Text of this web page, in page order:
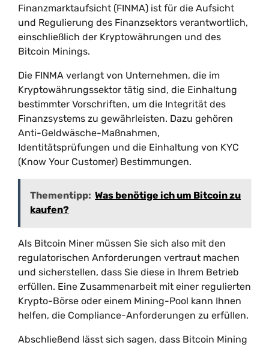
Finanzmarktaufsicht (FINMA) ist für die Aufsicht
und Regulierung des Finanzsektors verantwortlich,
einschließlich der Kryptowährungen und des
Bitcoin Minings.
Die FINMA verlangt von Unternehmen, die im
Kryptowährungssektor tätig sind, die Einhaltung
bestimmter Vorschriften, um die Integrität des
Finanzsystems zu gewährleisten. Dazu gehören
Anti-Geldwäsche-Maßnahmen,
Identitätsprüfungen und die Einhaltung von KYC
(Know Your Customer) Bestimmungen.
Thementipp: Was benötige ich um Bitcoin zu
kaufen?
Als Bitcoin Miner müssen Sie sich also mit den
regulatorischen Anforderungen vertraut machen
und sicherstellen, dass Sie diese in Ihrem Betrieb
erfüllen. Eine Zusammenarbeit mit einer regulierten
Krypto-Börse oder einem Mining-Pool kann Ihnen
helfen, die Compliance-Anforderungen zu erfüllen.
Abschließend lässt sich sagen, dass Bitcoin Mining